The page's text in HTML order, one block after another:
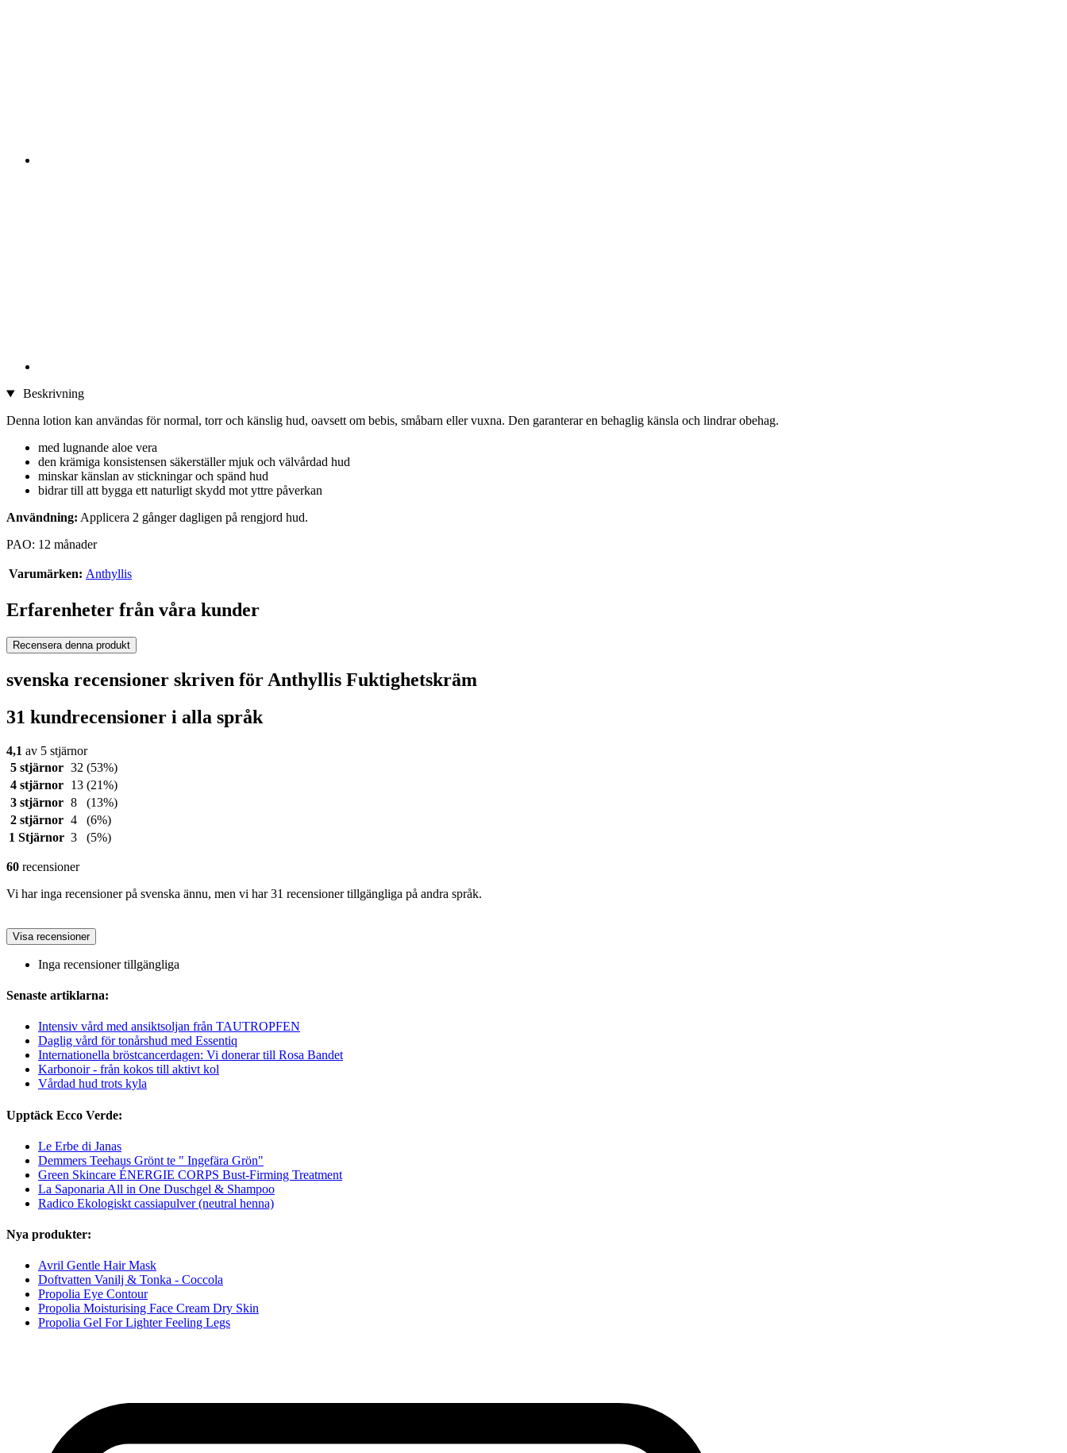
Beskrivning
Denna lotion kan användas för normal, torr och känslig hud, oavsett om bebis, småbarn eller vuxna. Den garanterar en behaglig känsla och lindrar obehag.
med lugnande aloe vera
den krämiga konsistensen säkerställer mjuk och välvårdad hud
minskar känslan av stickningar och spänd hud
bidrar till att bygga ett naturligt skydd mot yttre påverkan
Användning: Applicera 2 gånger dagligen på rengjord hud.
PAO: 12 månader
Varumärken: Anthyllis
Erfarenheter från våra kunder
Recensera denna produkt
svenska recensioner skriven för Anthyllis Fuktighetskräm
31 kundrecensioner i alla språk
4,1 av 5 stjärnor
5 stjärnor 32 (53%)
4 stjärnor
13 (21%)
3 stjärnor 8
(13%)
2 stjärnor 4
(6%)
1 Stjärnor 3 (5%)
60 recensioner
Vi har inga recensioner på svenska ännu, men vi har 31 recensioner tillgängliga på andra språk.
Visa recensioner
Inga recensioner tillgängliga
Senaste artiklarna:
Intensiv vård med ansiktsoljan från TAUTROPFEN
Daglig vård för tonårshud med Essentiq
Internationella bröstcancerdagen: Vi donerar till Rosa Bandet
Karbonoir - från kokos till aktivt kol
Vårdad hud trots kyla
Upptäck Ecco Verde:
Le Erbe di Janas
Demmers Teehaus Grönt te " Ingefära Grön"
Green Skincare ÉNERGIE CORPS Bust-Firming Treatment
La Saponaria All in One Duschgel & Shampoo
Radico Ekologiskt cassiapulver (neutral henna)
Nya produkter:
Avril Gentle Hair Mask
Doftvatten Vanilj & Tonka - Coccola
Propolia Eye Contour
Propolia Moisturising Face Cream Dry Skin
Propolia Gel For Lighter Feeling Legs